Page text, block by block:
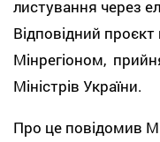
листування через
Відповідний
Мінрегіоном,
Міністрів України.
Про це повідомив